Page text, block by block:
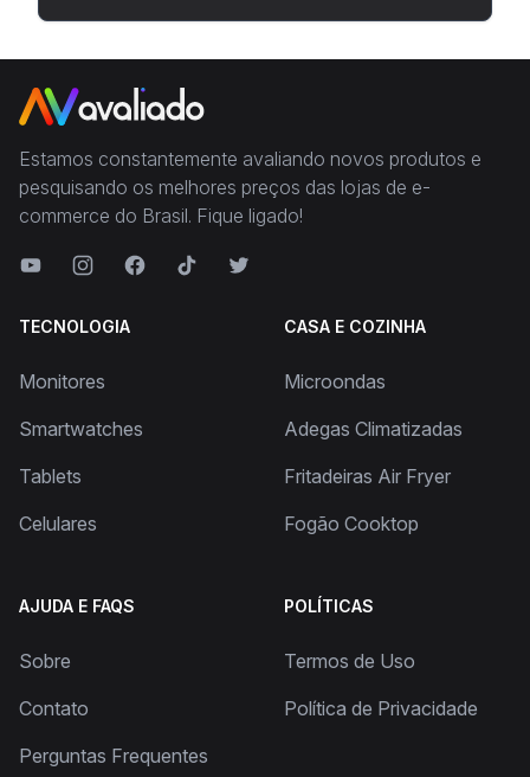
Estamos constantemente avaliando novos produtos e
pesquisando os melhores preços das lojas de e-
commerce do Brasil. Fique ligado!
TECNOLOGIA
Monitores
Smartwatches
Tablets
Celulares
CASA E COZINHA
Microondas
Adegas Climatizadas
Fritadeiras Air Fryer
Fogão Cooktop
AJUDA E FAQS
Sobre
Contato
Perguntas Frequentes
POLÍTICAS
Termos de Uso
Política de Privacidade